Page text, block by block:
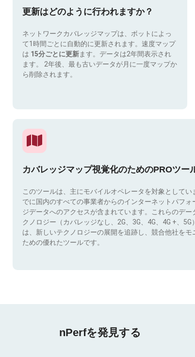
更新はどのように行われますか？
ネットワークカバレッジマップは、ボットによっ
て1時間ごとに自動的に更新されます。速度マップ
は 15分ごとに更新ます。データは2年間表示され
ます。 2年後、最も古いデータが月に一度マップか
ら削除されます。
カバレッジマップ視覚化のためのPROツー
このツールは、主にモバイルオペレータを対象として
でに国内のすべての事業者からのインターネットパフ
ジデータへのアクセスが含まれています。これらのデ
クノロジー（カバレッジなし、2G、3G、4G、4G +、
は、新しいテクノロジーの展開を追跡し、競合他社を
ための優れたツールです。
nPerfを発見する